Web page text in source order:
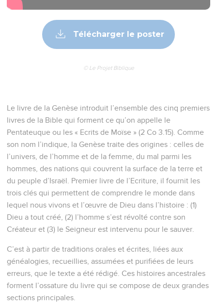
Télécharger le poster
© Le Projet Biblique
Le livre de la Genèse introduit l’ensemble des cinq premiers
livres de la Bible qui forment ce qu’on appelle le
Pentateuque ou les « Ecrits de Moïse » (2 Co 3.15). Comme
son nom l’indique, la Genèse traite des origines : celles de
l’univers, de l’homme et de la femme, du mal parmi les
hommes, des nations qui couvrent la surface de la terre et
du peuple d’Israël. Premier livre de l’Ecriture, il fournit les
trois clés qui permettent de comprendre le monde dans
lequel nous vivons et l’œuvre de Dieu dans l’histoire : (1)
Dieu a tout créé, (2) l’homme s’est révolté contre son
Créateur et (3) le Seigneur est intervenu pour le sauver.
C’est à partir de traditions orales et écrites, liées aux
généalogies, recueillies, assumées et purifiées de leurs
erreurs, que le texte a été rédigé. Ces histoires ancestrales
forment l’ossature du livre qui se compose de deux grandes
sections principales.